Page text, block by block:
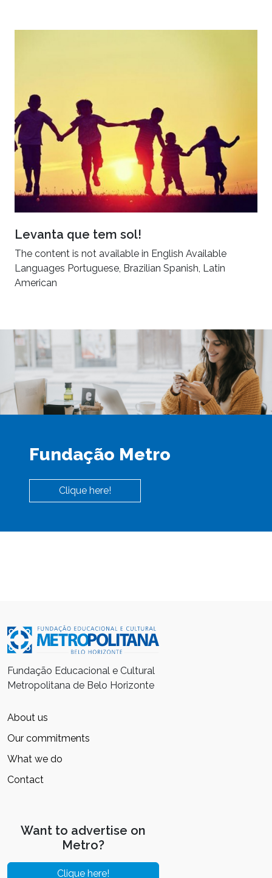
Levanta que tem sol!
The content is not available in English Available
Languages Portuguese, Brazilian Spanish, Latin
American
Fundação Metro
Clique here!
Fundação Educacional e Cultural
Metropolitana de Belo Horizonte
About us
Our commitments
What we do
Contact
Want to advertise on
Metro?
Clique here!